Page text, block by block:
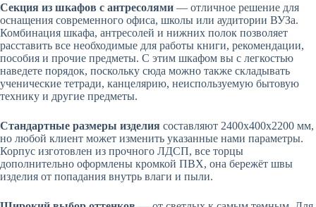
Секция из шкафов с антресолями — отличное решение для
оснащения современного офиса, школы или аудитории ВУЗа.
Комбинация шкафа, антресолей и нижних полок позволяет
расставить все необходимые для работы книги, рекомендации,
пособия и прочие предметы. С этим шкафом вы с легкостью
наведете порядок, поскольку сюда можно также складывать
ученические тетради, канцелярию, неиспользуемую бытовую
технику и другие предметы.
Стандартные размеры изделия составляют 2400х400х2200 мм,
но любой клиент может изменить указанные нами параметры.
Корпус изготовлен из прочного ЛДСП, все торцы
дополнительно оформлены кромкой ПВХ, она бережёт швы
изделия от попадания внутрь влаги и пыли.